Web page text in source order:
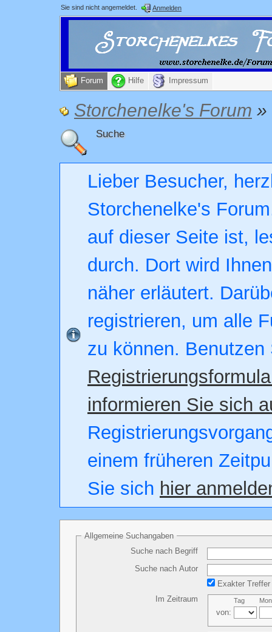
Sie sind nicht angemeldet. Anmelden
Forum Hilfe Impressum
Storchenelke's Forum »
Suche
Lieber Besucher,
Storchenelke's
auf dieser Seite ist,
durch. Dort wird
näher erläutert.
registrieren, um alle
zu können. Benutzen
informieren Sie sich
einem früheren
Sie sich hier
Allgemeine Suchangaben
Suche nach Begriff
Suche nach Autor
Exakter Treffer
Im Zeitraum
von:
Tag